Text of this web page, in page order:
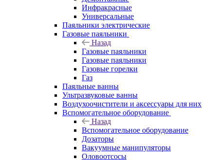
Инфракрасные
Универсальные
Паяльники электрические
Газовые паяльники
Назад
Газовые паяльники
Газовые паяльники
Газовые горелки
Газ
Паяльные ванны
Ультразвуковые ванны
Воздухоочистители и аксессуары для них
Вспомогательное оборудование
Назад
Вспомогательное оборудование
Дозаторы
Вакуумные манипуляторы
Оловоотсосы